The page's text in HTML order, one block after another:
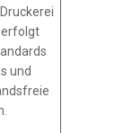
erfolgt
und